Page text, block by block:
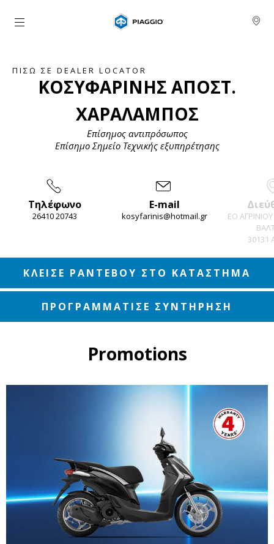
Μετάβαση στο κυρίως περιεχόμενο
ΠΊΣΩ ΣΕ DEALER LOCATOR
ΚΟΣΥΦΑΡΙΝΗΣ ΑΠΟΣΤ.
ΧΑΡΑΛΑΜΠΟΣ
Επίσημος αντιπρόσωπος
Επίσημο Σημείο Τεχνικής εξυπηρέτησης
Τηλέφωνο
26410 20743
E-mail
kosyfarinis@hotmail.gr
ΕΟ
30131
of
ΚΛΕΙΣΕ ΡΑΝΤΕΒΟΥ ΣΤΟ ΚΑΤΑΣΤΗΜΑ
ΠΡΟΓΡΑΜΜΑΤΙΣΕ ΣΥΝΤΗΡΗΣΗ
Promotions